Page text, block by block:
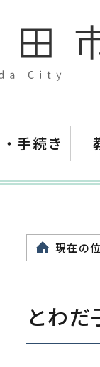
手続き
現在の
とわ